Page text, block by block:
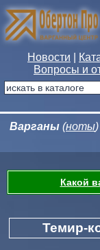
Новости
Вопросы и
Варганы (ноты)
Какой
Темир-